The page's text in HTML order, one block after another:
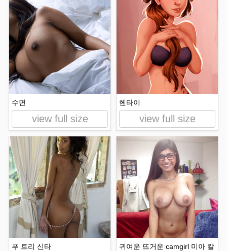
수면
view full size
헨타이
view full size
푸 트리 신타
귀여운 뜨거운 camgirl 미아 칼